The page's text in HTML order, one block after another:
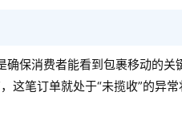
保消费者能看到包裹移动的关
这笔订单就处于“未揽收”的异